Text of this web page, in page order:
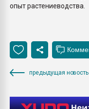
опыт растениеводства.
предыдущая новость